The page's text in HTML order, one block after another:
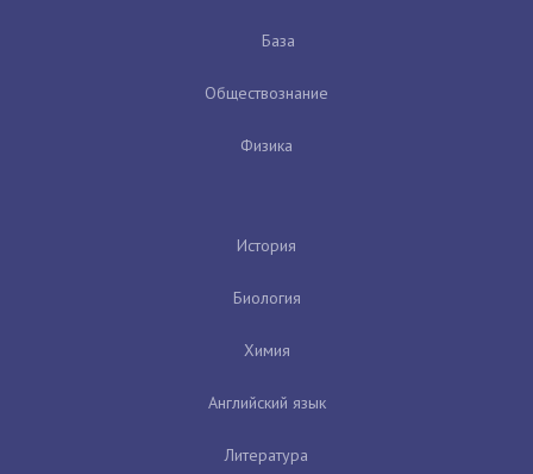
База
Обществознание
Физика
История
Биология
Химия
Английский язык
Литература